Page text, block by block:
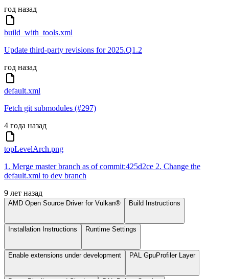
год назад
build_with_tools.xml
Update third-party revisions for 2025.Q1.2
год назад
default.xml
Fetch git submodules (#297)
4 года назад
topLevelArch.png
1. Merge master branch as of commit:425d2ce 2. Change the
default.xml to dev branch
9 лет назад
AMD Open Source Driver for Vulkan® Build Instructions
Installation Instructions Runtime Settings
Enable extensions under development PAL GpuProfiler Layer